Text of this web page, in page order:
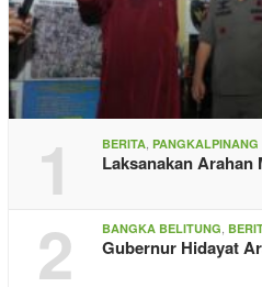
1 BERITA PANGKALPINANG
Laksanakan
2 BANGKA BELITUNG
Gubernur Hidayat